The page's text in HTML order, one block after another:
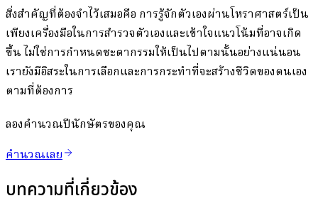
สิ่งสำคัญที่ต้องจำไว้เสมอคือ การรู้จักตัวเองผ่านโหราศาสตร์เป็น
เพียงเครื่องมือในการสำรวจตัวเองและเข้าใจแนวโน้มที่อาจเกิด
ขึ้น ไม่ใช่การกำหนดชะตากรรมให้เป็นไปตามนั้นอย่างแน่นอน
เรายังมีอิสระในการเลือกและการกระทำที่จะสร้างชีวิตของตนเอง
ตามที่ต้องการ
ลองคำนวณปีนักษัตรของคุณ
คำนวณเลย
บทความที่เกี่ยวข้อง